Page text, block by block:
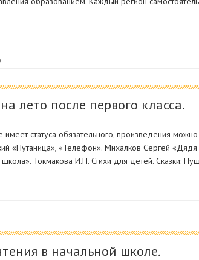
лето после первого класса.
статуса обязательного, произведения
«Путаница», «Телефон». Михалков Сергей
Токмакова И.П. Стихи для детей. Сказки:
в начальной школе.